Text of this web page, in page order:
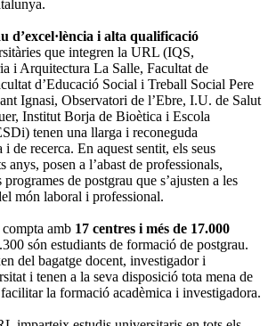
d’excel·lència i alta qualificació
que integren la URL (IQS,
i Arquitectura La Salle, Facultat de
d’Educació Social i Treball Social Pere
Ignasi, Observatori de l’Ebre, I.U. de Salut
Institut Borja de Bioètica i Escola
tenen una llarga i reconeguda
de recerca. En aquest sentit, els seus
anys, posen a l’abast de professionals,
de postgrau que s’ajusten a les
món laboral i professional.
amb 17 centres i més de 17.000
són estudiants de formació de postgrau.
del bagatge docent, investigador i
i tenen a la seva disposició tota mena de
la formació acadèmica i investigadora.